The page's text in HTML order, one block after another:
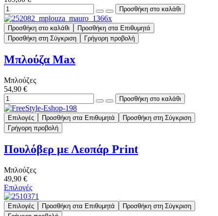
Προσθήκη στο καλάθι
Προσθήκη στα Επιθυμητά
Προσθήκη στη Σύγκριση
Γρήγορη προβολή
Μπλούζα Max
Μπλούζες
54,90 €
Επιλογές Προσθήκη στα Επιθυμητά
Προσθήκη στη Σύγκριση
Γρήγορη προβολή
Πουλόβερ με Λεοπάρ Print
Μπλούζες
49,90 €
Επιλογές
Επιλογές Προσθήκη στα Επιθυμητά
Προσθήκη στη Σύγκριση